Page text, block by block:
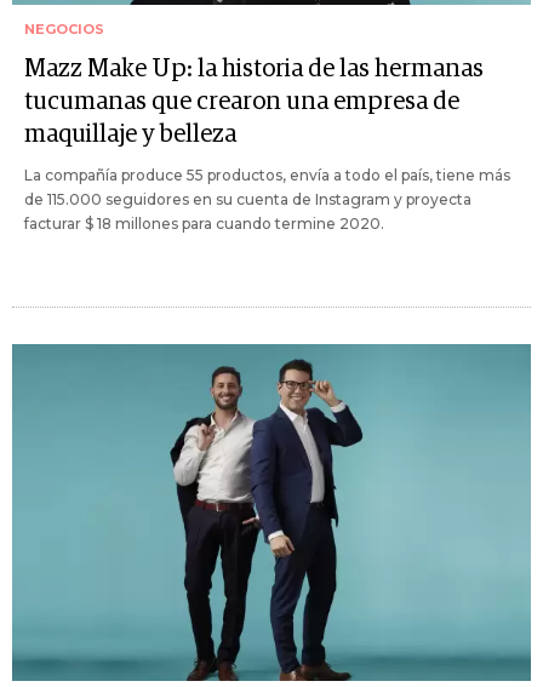
NEGOCIOS
Mazz Make Up: la historia de las hermanas
tucumanas que crearon una empresa de
maquillaje y belleza
La compañía produce 55 productos, envía a todo el país, tiene más
de 115.000 seguidores en su cuenta de Instagram y proyecta
facturar $ 18 millones para cuando termine 2020.